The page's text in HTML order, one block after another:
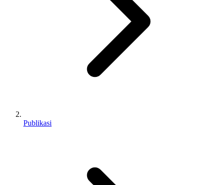
Publikasi